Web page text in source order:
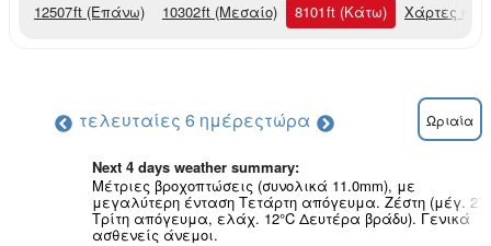
12507ft (Επάνω) 10302ft (Μεσαίο) 8101ft (Κάτω) Χάρτες
τελευταίες 6 ημέρεςτώρα Ωριαία
Next 4 days weather summary:
Μέτριες βροχοπτώσεις (συνολικά 11.0mm), με
μεγαλύτερη ένταση Τετάρτη απόγευμα. Ζέστη (μέγ.
Τρίτη απόγευμα, ελάχ. 12°C Δευτέρα βράδυ). Γενικά
ασθενείς άνεμοι.